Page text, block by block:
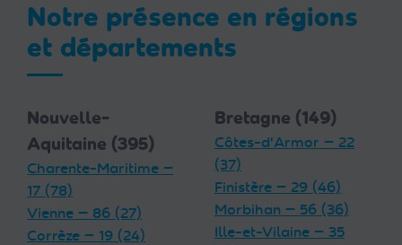
Notre présence en régions
et départements
Nouvelle-
Aquitaine (395)
Charente-Maritime —
17 (78)
Vienne — 86 (27)
Corrèze — 19 (24)
Bretagne (149)
Côtes-d'Armor — 22
(37)
Finistère — 29 (46)
Morbihan — 56 (36)
Ille-et-Vilaine — 35